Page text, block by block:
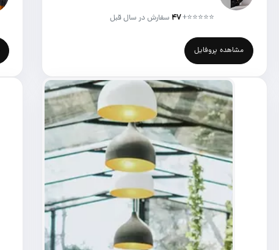
⭐⭐⭐⭐⭐
+۴۷ سفارش در سال قبل
مشاهده پروفایل